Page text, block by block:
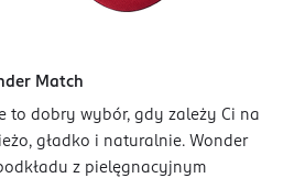
Match
to dobry wybór, gdy zależy Ci na
gładko i naturalnie. Wonder
z pielęgnacyjnym